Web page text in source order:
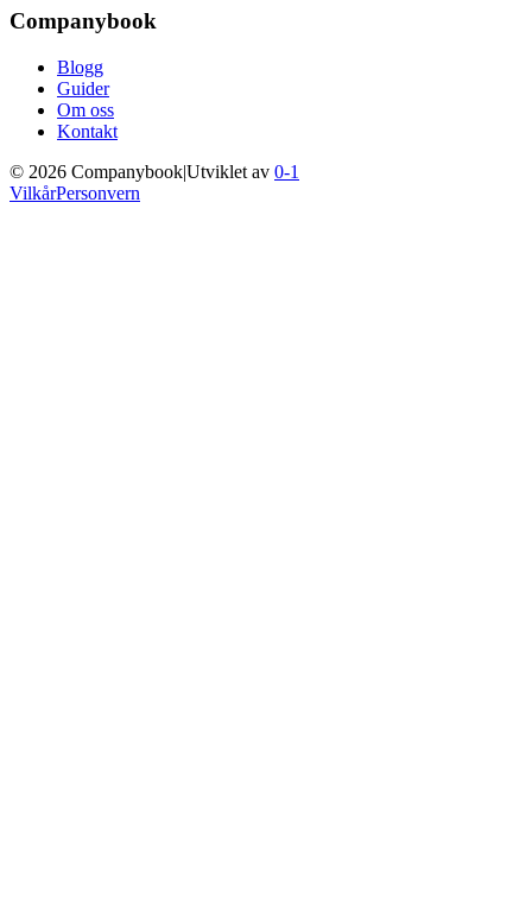
Companybook
Blogg
Guider
Om oss
Kontakt
© 2026 Companybook|Utviklet av 0-1
VilkårPersonvern